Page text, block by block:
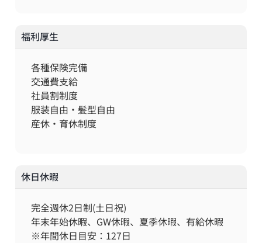
福利厚生
各種保険完備
交通費支給
社員割制度
服装自由・髪型自由
産休・育休制度
休日休暇
完全週休2日制(土日祝)
年末年始休暇、GW休暇、夏季休暇、有給休暇
※年間休日目安：127日